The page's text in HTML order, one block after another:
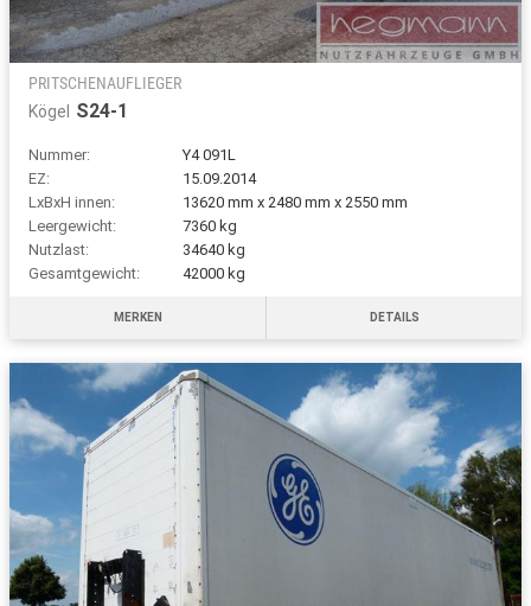
PRITSCHENAUFLIEGER
Kögel
S24-1
Nummer:
Y4 091L
EZ:
15.09.2014
LxBxH innen:
13620 mm x 2480 mm x 2550 mm
Leergewicht:
7360 kg
Nutzlast:
34640 kg
Gesamtgewicht:
42000 kg
MERKEN DETAILS